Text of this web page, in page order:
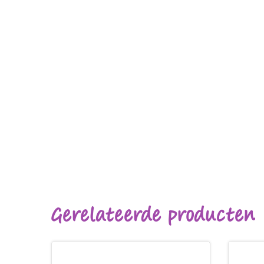
Gerelateerde producten